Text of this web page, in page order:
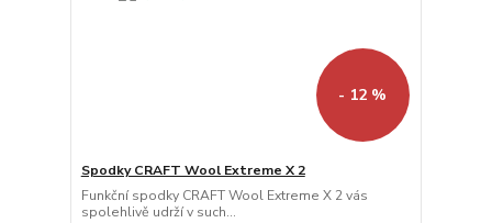
- 12 %
Spodky CRAFT Wool Extreme X 2
Funkční spodky CRAFT Wool Extreme X 2 vás
spolehlivě udrží v such...